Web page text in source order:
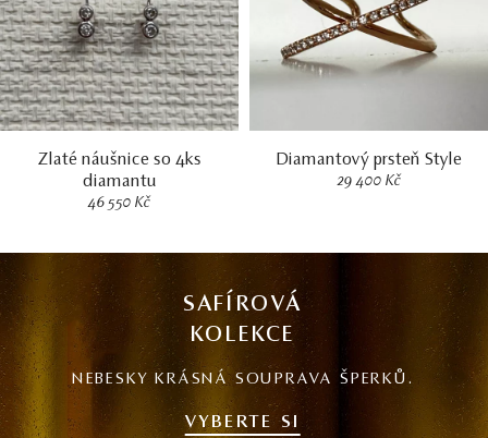
Zlaté náušnice so 4ks
diamantu
46 550 Kč
Diamantový prsteň Style
29 400 Kč
SAFÍROVÁ
KOLEKCE
NEBESKY KRÁSNÁ SOUPRAVA ŠPERKŮ.
VYBERTE SI